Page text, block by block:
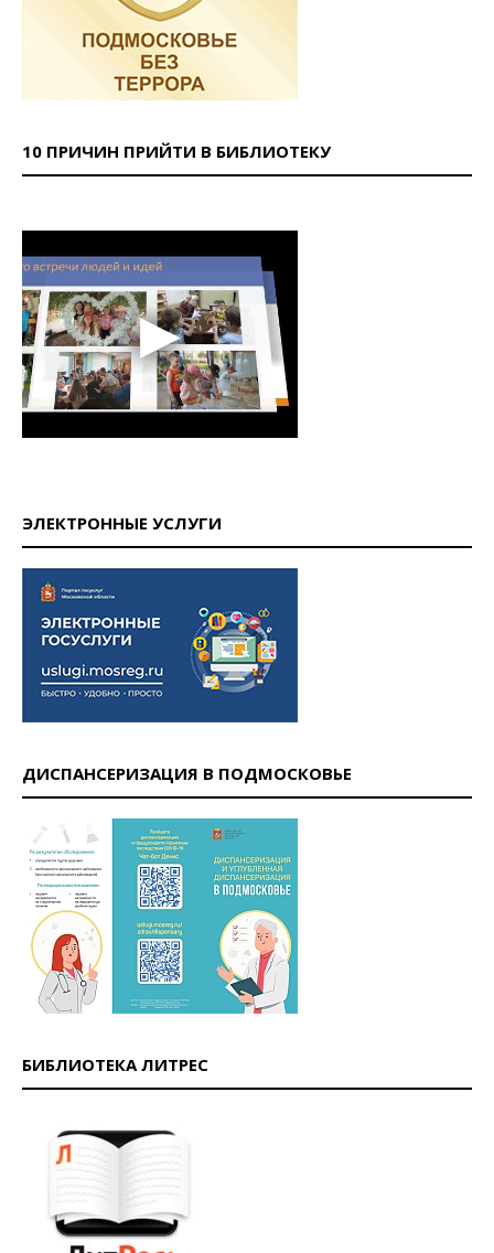
10 ПРИЧИН ПРИЙТИ В БИБЛИОТЕКУ
ЭЛЕКТРОННЫЕ УСЛУГИ
ДИСПАНСЕРИЗАЦИЯ В ПОДМОСКОВЬЕ
БИБЛИОТЕКА ЛИТРЕС